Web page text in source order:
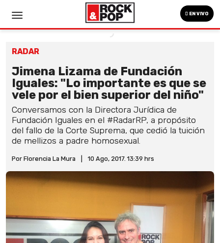
EN VIVO
RADAR
Jimena Lizama de Fundación
Iguales: "Lo importante es que se
vele por el bien superior del niño"
Conversamos con la Directora Jurídica de
Fundación Iguales en el #RadarRP, a propósito
del fallo de la Corte Suprema, que cedió la tuición
de mellizos a padre homosexual.
Por Florencia La Mura 10 Ago, 2017. 13:39 hrs